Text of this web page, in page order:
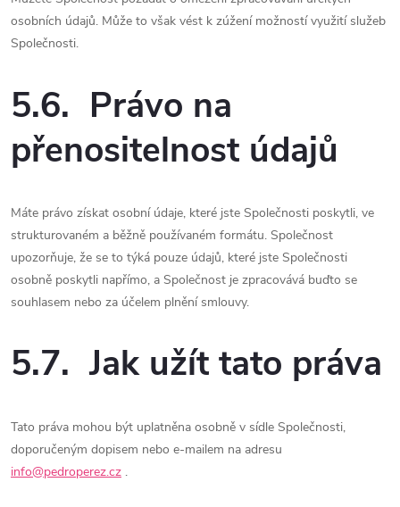
osobních údajů. Může to však vést k zúžení možností využití služeb
Společnosti.
5.6. Právo na
přenositelnost údajů
Máte právo získat osobní údaje, které jste Společnosti poskytli, ve
strukturovaném a běžně používaném formátu. Společnost
upozorňuje, že se to týká pouze údajů, které jste Společnosti
osobně poskytli napřímo, a Společnost je zpracovává buďto se
souhlasem nebo za účelem plnění smlouvy.
5.7. Jak užít tato práva
Tato práva mohou být uplatněna osobně v sídle Společnosti,
doporučeným dopisem nebo e-mailem na adresu
info@pedroperez.cz .